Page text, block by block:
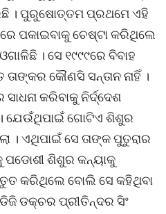
। ପୁରୁଷୋତ୍ତମ ପ୍ରଥମେ ଏହି
ପକାଇବାକୁ ଚେଷ୍ଟା କରିଥିଲେ
। ସେ ୧୯୯୯ରେ ବିବାହ
କୌଣସି ସନ୍ତାନ ନାହିଁ ।
କରିବାକୁ ନିର୍ଦ୍ଦେଶ
ଯେଉଁଥିପାଇଁ ଗୋଟିଏ ଶିଶୁର
ଏଥିପାଇଁ ସେ ତାଙ୍କ ପୁତୁରାର
ପଡୋଶୀ ଶିଶୁର କନ୍ୟାକୁ
କରିଥିଲେ ବୋଲି ସେ କହିଥିବା
ଡକ୍ଚର ପ୍ରୀତିନ୍ଦର ସିଂ